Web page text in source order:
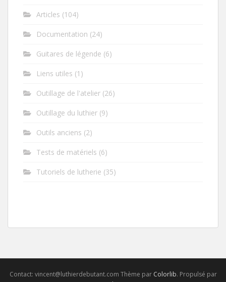
Articles (104)
Documentation (24)
Guitares de légende (6)
Liens utiles (1)
Outillage de l'atelier (26)
Outillage du luthier (9)
Outils anciens (2)
Tests de matériels (6)
Tutoriels de lutherie (35)
Contact: vincent@luthierdebutant.com Thème par Colorlib. Propulsé par